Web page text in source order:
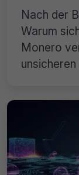
Nach der
Warum
Monero